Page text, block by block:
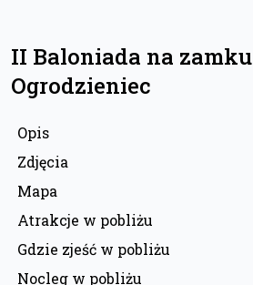
II Baloniada na zamku
Ogrodzieniec
Opis
Zdjęcia
Mapa
Atrakcje w pobliżu
Gdzie zjeść w pobliżu
Nocleg w pobliżu